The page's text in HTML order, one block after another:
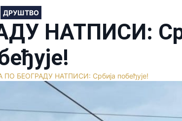
ДРУШТВО
НАТПИСИ:
ПО БЕОГРАДУ НАТПИСИ: Србија побеђује!